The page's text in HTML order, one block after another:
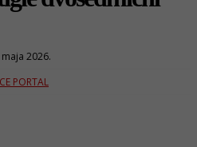
maja 2026.
PORTAL